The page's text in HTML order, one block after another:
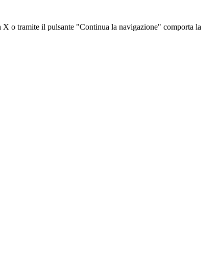
o tramite il pulsante "Continua la navigazione" comporta la